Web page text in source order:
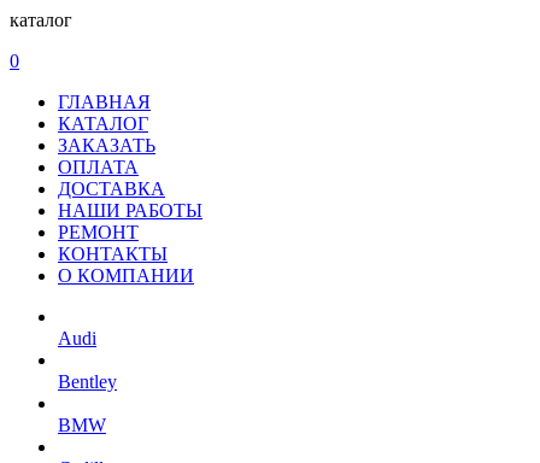
каталог
0
ГЛАВНАЯ
КАТАЛОГ
ЗАКАЗАТЬ
ОПЛАТА
ДОСТАВКА
НАШИ РАБОТЫ
РЕМОНТ
КОНТАКТЫ
О КОМПАНИИ
Audi
Bentley
BMW